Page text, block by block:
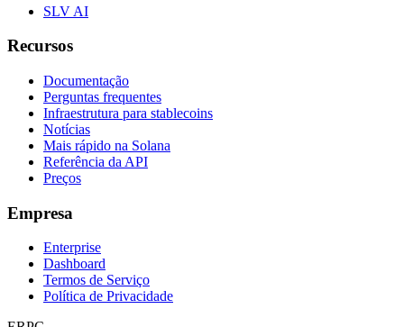
SLV AI
Recursos
Documentação
Perguntas frequentes
Infraestrutura para stablecoins
Notícias
Mais rápido na Solana
Referência da API
Preços
Empresa
Enterprise
Dashboard
Termos de Serviço
Política de Privacidade